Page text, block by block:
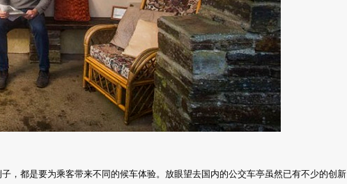
，都是要为乘客带来不同的候车体验。放眼望去国内的公交车亭虽然已有不少的创新